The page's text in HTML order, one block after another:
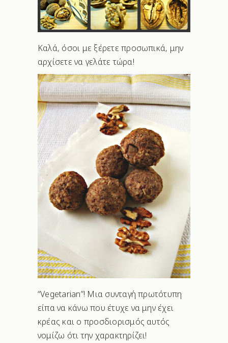
Καλά, όσοι με ξέρετε προσωπικά, μην
αρχίσετε να γελάτε τώρα!
“Vegetarian”! Μια συνταγή πρωτότυπη
είπα να κάνω που έτυχε να μην έχει
κρέας και ο προσδιορισμός αυτός
νομίζω ότι την χαρακτηρίζει!